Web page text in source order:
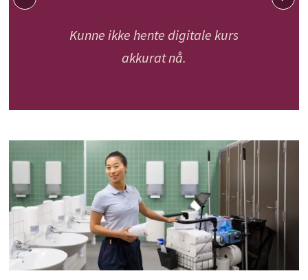
Kunne ikke hente digitale kurs
akkurat nå.